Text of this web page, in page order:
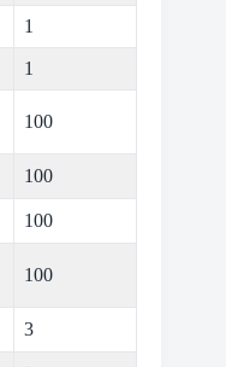
1
1
100
100
100
100
3